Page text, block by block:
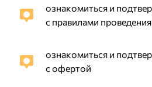
ознакомиться и
с правилами
ознакомиться и
с офертой